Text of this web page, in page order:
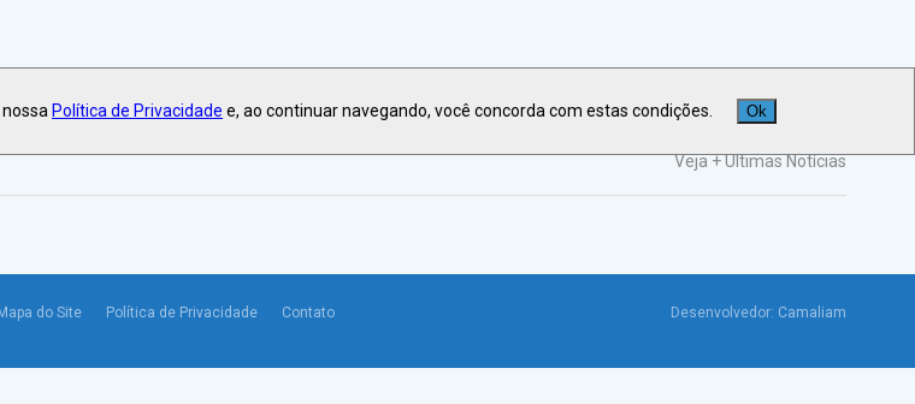
Veja +Últimas Notícias
Mapa do Site Política de Privacidade Contato Desenvolvedor: Camaliam
Política de Privacidade e, ao continuar navegando, você concorda com estas condições. Ok